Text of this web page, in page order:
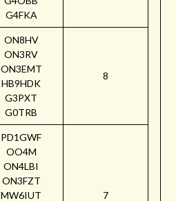
G4FKA
ON8HV
ON3RV
ON3EMT
HB9HDK
G3PXT
G0TRB
8
PD1GWF
OO4M
ON4LBI
ON3FZT
MW6IUT
7